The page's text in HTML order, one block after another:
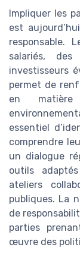
Impliquer les
est
responsable.
salariés,
investisseurs
permet de
en
essentiel
comprendre
un dialogue
outils
ateliers
publiques. La
de
parties
œuvre des